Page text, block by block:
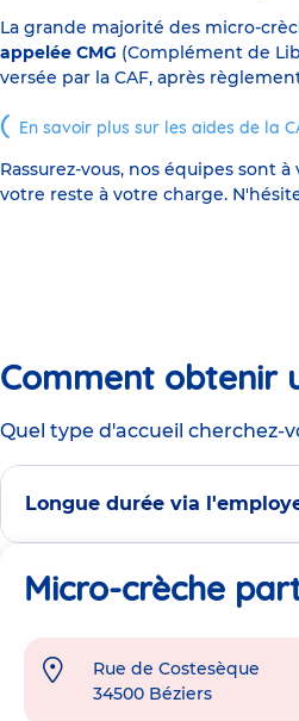
La grande majorité des micro-
appelée CMG (Complément de
versée par la CAF, après
En savoir plus sur les aides de la
Rassurez-vous, nos équipes sont
votre reste à votre charge.
Comment obtenir
Quel type d'accueil cherchez-
Longue durée via
Micro-crèche
Adresse
Rue de Costesèque
34500 Béziers